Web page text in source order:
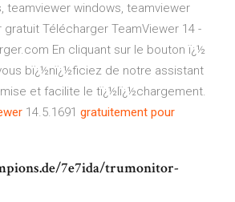
teamviewer windows, teamviewer
Télécharger TeamViewer 14 -
En cliquant sur le bouton ï¿½
bï¿½nï¿½ficiez de notre assistant
et facilite le tï¿½lï¿½chargement.
14.5.1691 gratuitement pour
7e7ida/trumonitor-